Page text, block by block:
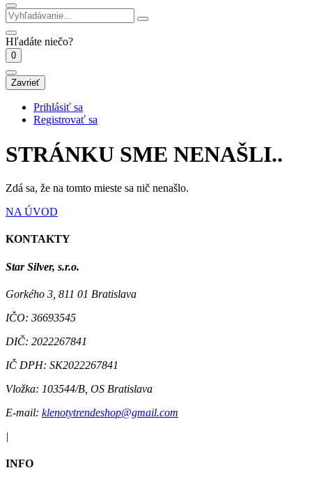
Hľadáte niečo?
0
Zavrieť
Prihlásiť sa
Registrovať sa
STRÁNKU SME NENAŠLI..
Zdá sa, že na tomto mieste sa nič nenašlo.
NA ÚVOD
KONTAKTY
Star Silver, s.r.o.
Gorkého 3, 811 01 Bratislava
IČO: 36693545
DIČ: 2022267841
IČ DPH: SK2022267841
Vložka: 103544/B, OS Bratislava
E-mail: klenotytrendeshop@gmail.com
|
INFO